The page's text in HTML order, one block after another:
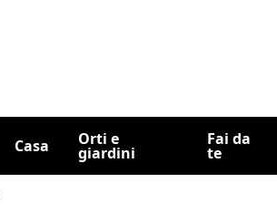
Casa Orti e
giardini
Fai da
te